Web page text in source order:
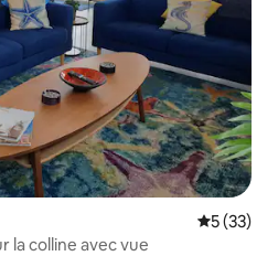
Note
5 (33)
la colline avec vue